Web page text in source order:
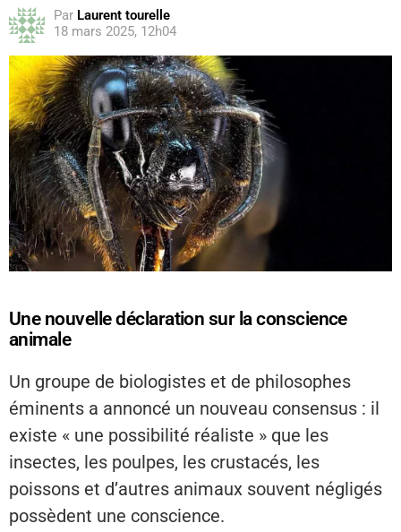
Par Laurent tourelle
18 mars 2025, 12h04
Une nouvelle déclaration sur la conscience
animale
Un groupe de biologistes et de philosophes
éminents a annoncé un nouveau consensus : il
existe « une possibilité réaliste » que les
insectes, les poulpes, les crustacés, les
poissons et d’autres animaux souvent négligés
possèdent une conscience.